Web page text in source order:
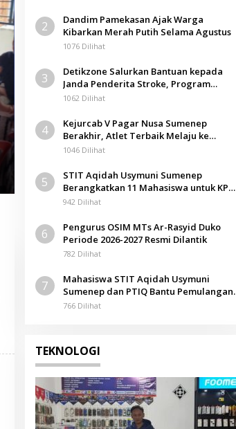
Negeri Stunting
2
Dandim Pamekasan Ajak Warga
Kibarkan Merah Putih Selama Agustus
1076 Dilihat
3
Detikzone Salurkan Bantuan kepada
Janda Penderita Stroke, Program
Berbagi Masuki Hari ke-61
1062 Dilihat
4
Kejurcab V Pagar Nusa Sumenep
Berakhir, Atlet Terbaik Melaju ke
Kejurwil Jatim
1046 Dilihat
5
STIT Aqidah Usymuni Sumenep
Berangkatkan 11 Mahasiswa untuk KPM
Internasional di Malaysia
942 Dilihat
6
Pengurus OSIM MTs Ar-Rasyid Duko
Periode 2026-2027 Resmi Dilantik
782 Dilihat
7
Mahasiswa STIT Aqidah Usymuni
Sumenep dan PTIQ Bantu Pemulangan
Jenazah WNI Asal Aceh di Malaysia
766 Dilihat
TEKNOLOGI